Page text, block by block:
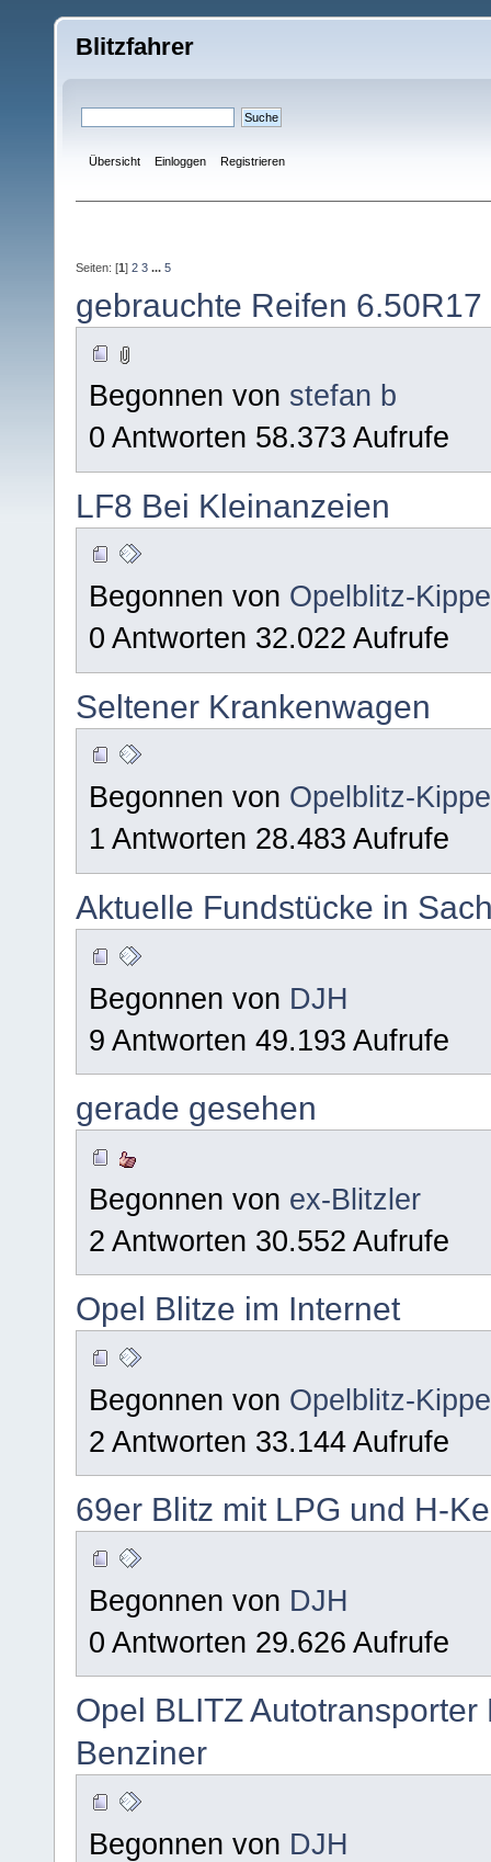
Blitzfahrer
Übersicht Einloggen Registrieren
Seiten: [1] 2 3 ... 5
gebrauchte Reifen
Begonnen von stefan b
0 Antworten 58.373 Aufrufe
LF8 Bei Kleinanzeien
Begonnen von Opelblitz-
0 Antworten 32.022 Aufrufe
Seltener Krankenwagen
Begonnen von Opelblitz-
1 Antworten 28.483 Aufrufe
Aktuelle Fundstücke in
Begonnen von DJH
9 Antworten 49.193 Aufrufe
gerade gesehen
Begonnen von ex-Blitzler
2 Antworten 30.552 Aufrufe
Opel Blitze im Internet
Begonnen von Opelblitz-
2 Antworten 33.144 Aufrufe
69er Blitz mit LPG und H-
Begonnen von DJH
0 Antworten 29.626 Aufrufe
Opel BLITZ
Benziner
Begonnen von DJH